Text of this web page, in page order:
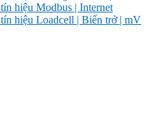
hiệu Modbus | Internet
hiệu Loadcell | Biến trở | mV